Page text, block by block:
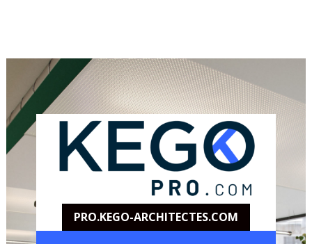
PRO.KEGO-ARCHITECTES.COM